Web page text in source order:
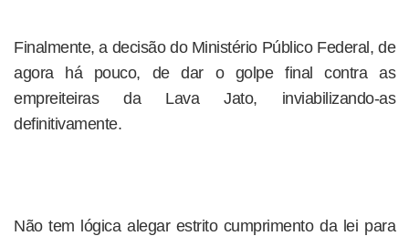
Finalmente, a decisão do Ministério Público Federal, de
agora há pouco, de dar o golpe final contra as
empreiteiras da Lava Jato, inviabilizando-as
definitivamente.
Não tem lógica alegar estrito cumprimento da lei para